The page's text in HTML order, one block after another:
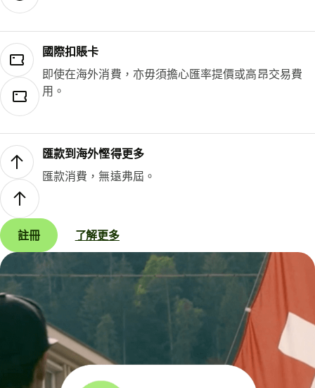
國際扣賬卡
即使在海外消費，亦毋須擔心匯率提價或高昂交易費
用。
匯款到海外慳得更多
匯款消費，無遠弗屆。
註冊 了解更多